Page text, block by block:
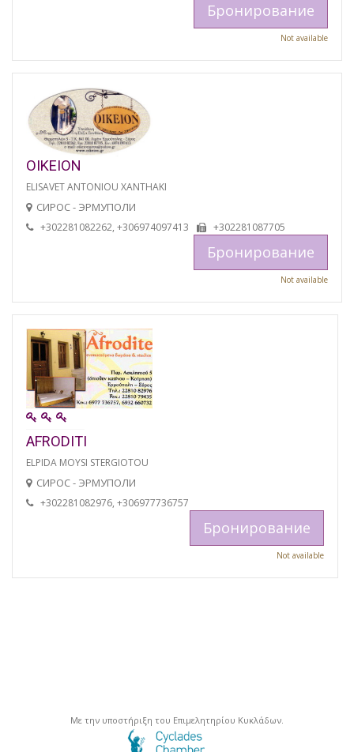
Бронирование
Not available
OIKEION
ELISAVET ANTONIOU XANTHAKI
СИРОС - ЭРМУПОЛИ
+302281082262, +306974097413 +302281087705
Бронирование
Not available
AFRODITI
ELPIDA MOYSI STERGIOTOU
СИРОС - ЭРМУПОЛИ
+302281082976, +306977736757
Бронирование
Not available
Με την υποστήριξη του Επιμελητηρίου Κυκλάδων.